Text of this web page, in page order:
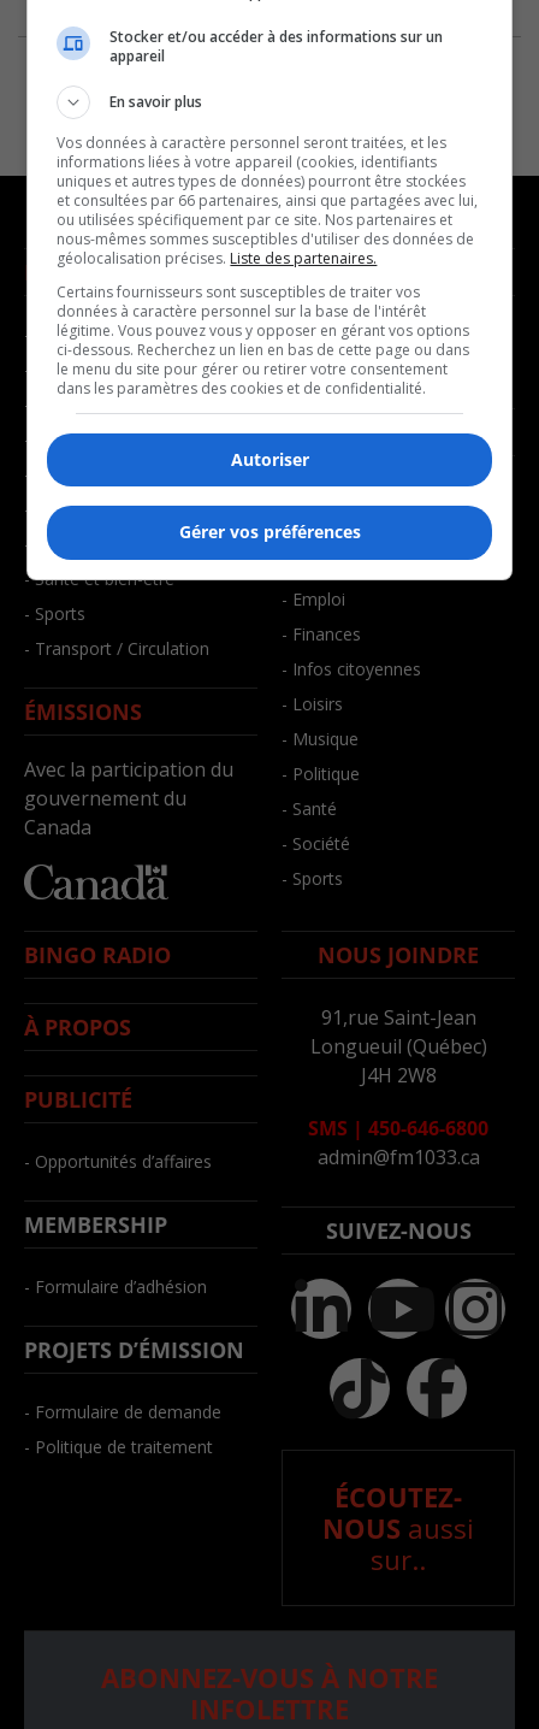
NOUVELLES
- Affaires municipales
- Communauté / Social
- Culture
- Économie
- Éducation
- Environnement
- Faits divers
- Santé et bien-être
- Sports
- Transport / Circulation
ÉMISSIONS
Avec la participation du
gouvernement du
Canada
MUSIQUE
- Décompte franco
- Joué récemment
BALADOS
- Art de vivre
- Bien-être
- Emploi
- Finances
- Infos citoyennes
- Loisirs
- Musique
- Politique
- Santé
- Société
- Sports
BINGO RADIO
À PROPOS
PUBLICITÉ
- Opportunités d’affaires
MEMBERSHIP
- Formulaire d’adhésion
PROJETS D’ÉMISSION
- Formulaire de demande
- Politique de traitement
NOUS JOINDRE
91,rue Saint-Jean
Longueuil (Québec)
J4H 2W8
SMS | 450-646-6800
admin@fm1033.ca
SUIVEZ-NOUS
ÉCOUTEZ-
NOUS aussi
sur..
ABONNEZ-VOUS À NOTRE
INFOLETTRE
Stocker et/ou accéder à des informations sur un
appareil
En savoir plus
Vos données à caractère personnel seront traitées, et les
informations liées à votre appareil (cookies, identifiants
uniques et autres types de données) pourront être stockées
et consultées par 66 partenaires, ainsi que partagées avec lui,
ou utilisées spécifiquement par ce site. Nos partenaires et
nous-mêmes sommes susceptibles d'utiliser des données de
géolocalisation précises. Liste des partenaires.
Certains fournisseurs sont susceptibles de traiter vos
données à caractère personnel sur la base de l'intérêt
légitime. Vous pouvez vous y opposer en gérant vos options
ci-dessous. Recherchez un lien en bas de cette page ou dans
le menu du site pour gérer ou retirer votre consentement
dans les paramètres des cookies et de confidentialité.
Autoriser
Gérer vos préférences